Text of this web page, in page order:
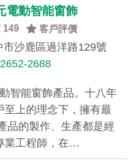
電動智能窗飾
149 客戶評價
沙鹿區過洋路129號
2688
智能窗飾產品。十八年
至上的理念下，擁有最
品的製作、生產都是經
業工程師，在…